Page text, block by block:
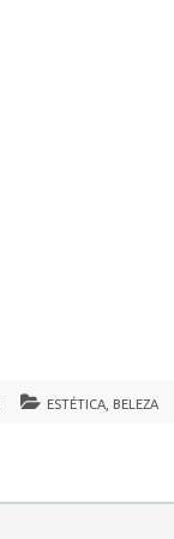
ESTÉTICA, BELEZA